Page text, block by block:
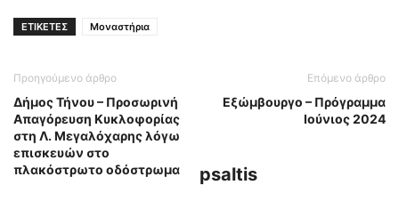
ΕΤΙΚΕΤΕΣ Μοναστήρια
Προηγούμενο άρθρο
Δήμος Τήνου – Προσωρινή
Απαγόρευση Κυκλοφορίας
στη Λ. Μεγαλόχαρης λόγω
επισκευών στο
πλακόστρωτο οδόστρωμα
Επόμενο άρθρο
Εξώμβουργο – Πρόγραμμα
Ιούνιος 2024
psaltis